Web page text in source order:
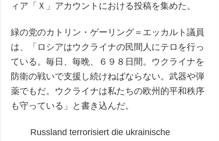
ィア「Ｘ」アカウントにおける投稿を集めた。
緑の党のカトリン・ゲーリング＝エッカルト議員
は、「ロシアはウクライナの民間人にテロを行っ
ている。毎日、毎晩、６９８日間。ウクライナを
防衛の戦いで支援し続けねばならない。武器や弾
薬でもだ。ウクライナは私たちの欧州的平和秩序
も守っている」と書き込んだ。
Russland terrorisiert die ukrainische